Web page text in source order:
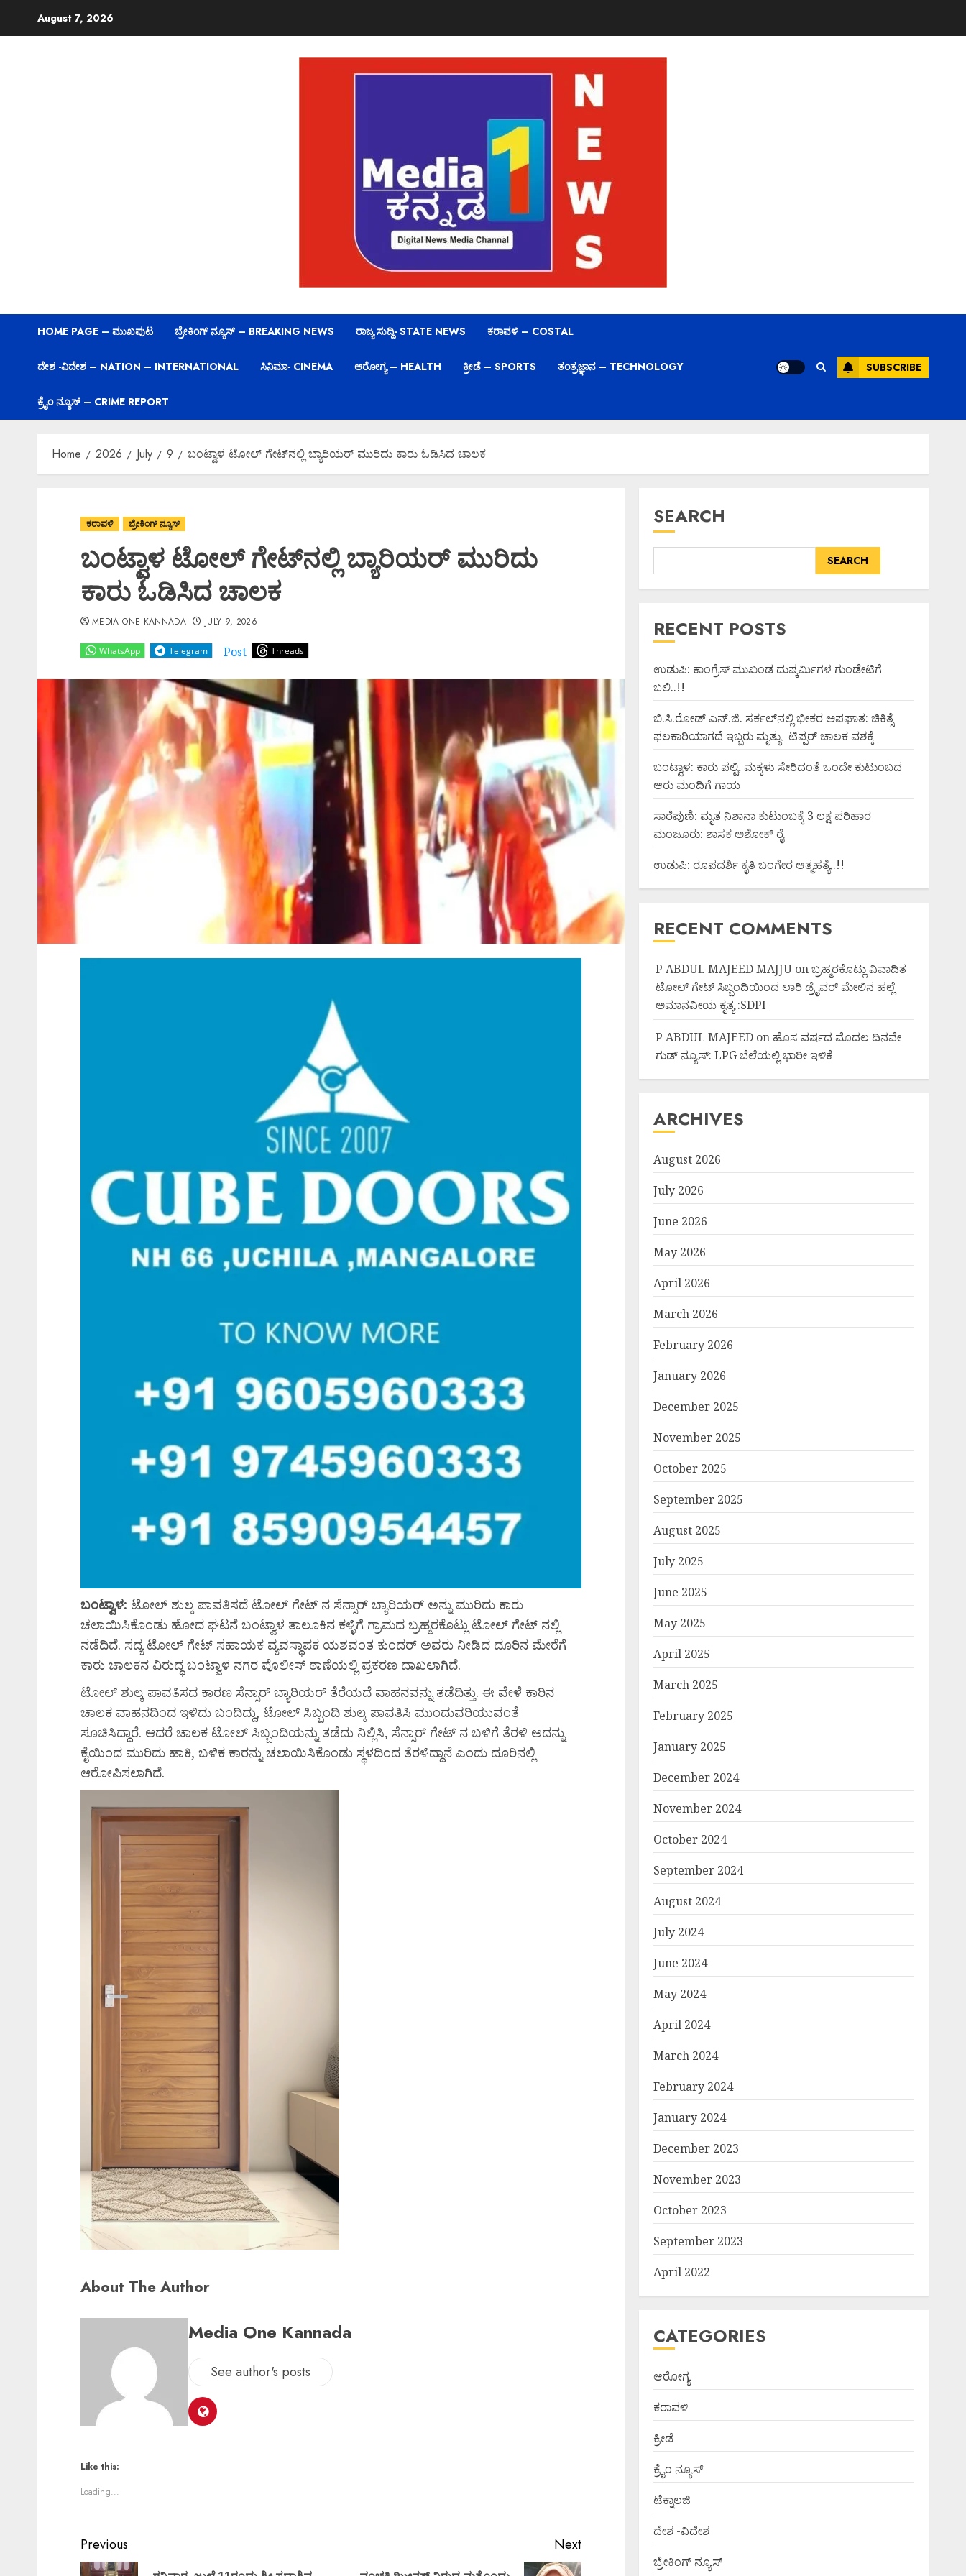
August 7, 2026
HOME PAGE – ಮುಖಪುಟ ಬ್ರೇಕಿಂಗ್ ನ್ಯೂಸ್ – BREAKING NEWS ರಾಜ್ಯ ಸುದ್ದಿ- STATE NEWS ಕರಾವಳಿ – COSTAL
ದೇಶ -ವಿದೇಶ – NATION – INTERNATIONAL ಸಿನಿಮಾ- CINEMA ಆರೋಗ್ಯ – HEALTH ಕ್ರೀಡೆ – SPORTS ತಂತ್ರಜ್ಞಾನ – TECHNOLOGY
ಕ್ರೈಂ ನ್ಯೂಸ್ – CRIME REPORT
SUBSCRIBE
Home 2026 July 9 ಬಂಟ್ವಾಳ ಟೋಲ್ ಗೇಟ್‌ನಲ್ಲಿ ಬ್ಯಾರಿಯರ್ ಮುರಿದು ಕಾರು ಓಡಿಸಿದ ಚಾಲಕ
ಕರಾವಳಿ ಬ್ರೇಕಿಂಗ್ ನ್ಯೂಸ್
ಬಂಟ್ವಾಳ ಟೋಲ್ ಗೇಟ್‌ನಲ್ಲಿ ಬ್ಯಾರಿಯರ್ ಮುರಿದು
ಕಾರು ಓಡಿಸಿದ ಚಾಲಕ
WhatsApp Telegram Post Threads
MEDIA ONE KANNADA JULY 9, 2026
ಬಂಟ್ವಾಳ: ಟೋಲ್ ಶುಲ್ಕ ಪಾವತಿಸದೆ ಟೋಲ್ ಗೇಟ್ ನ ಸೆನ್ಸಾರ್ ಬ್ಯಾರಿಯರ್ ಅನ್ನು ಮುರಿದು ಕಾರು
ಚಲಾಯಿಸಿಕೊಂಡು ಹೋದ ಘಟನೆ ಬಂಟ್ವಾಳ ತಾಲೂಕಿನ ಕಳ್ಳಿಗೆ ಗ್ರಾಮದ ಬ್ರಹ್ಮರಕೊಟ್ಲು ಟೋಲ್ ಗೇಟ್ ನಲ್ಲಿ
ನಡೆದಿದೆ. ಸದ್ಯ ಟೋಲ್ ಗೇಟ್ ಸಹಾಯಕ ವ್ಯವಸ್ಥಾಪಕ ಯಶವಂತ ಕುಂದರ್ ಅವರು ನೀಡಿದ ದೂರಿನ ಮೇರೆಗೆ
ಕಾರು ಚಾಲಕನ ವಿರುದ್ಧ ಬಂಟ್ವಾಳ ನಗರ ಪೊಲೀಸ್ ಠಾಣೆಯಲ್ಲಿ ಪ್ರಕರಣ ದಾಖಲಾಗಿದೆ.
ಟೋಲ್ ಶುಲ್ಕ ಪಾವತಿಸದ ಕಾರಣ ಸೆನ್ಸಾರ್ ಬ್ಯಾರಿಯರ್ ತೆರೆಯದೆ ವಾಹನವನ್ನು ತಡೆದಿತ್ತು. ಈ ವೇಳೆ ಕಾರಿನ
ಚಾಲಕ ವಾಹನದಿಂದ ಇಳಿದು ಬಂದಿದ್ದು, ಟೋಲ್ ಸಿಬ್ಬಂದಿ ಶುಲ್ಕ ಪಾವತಿಸಿ ಮುಂದುವರಿಯುವಂತೆ
ಸೂಚಿಸಿದ್ದಾರೆ. ಆದರೆ ಚಾಲಕ ಟೋಲ್ ಸಿಬ್ಬಂದಿಯನ್ನು ತಡೆದು ನಿಲ್ಲಿಸಿ, ಸೆನ್ಸಾರ್ ಗೇಟ್ ನ ಬಳಿಗೆ ತೆರಳಿ ಅದನ್ನು
ಕೈಯಿಂದ ಮುರಿದು ಹಾಕಿ, ಬಳಿಕ ಕಾರನ್ನು ಚಲಾಯಿಸಿಕೊಂಡು ಸ್ಥಳದಿಂದ ತೆರಳಿದ್ದಾನೆ ಎಂದು ದೂರಿನಲ್ಲಿ
ಆರೋಪಿಸಲಾಗಿದೆ.
About The Author
Media One Kannada
See author's posts
Like this:
Loading...
Previous Next
SEARCH
SEARCH
RECENT POSTS
ಉಡುಪಿ: ಕಾಂಗ್ರೆಸ್ ಮುಖಂಡ ದುಷ್ಕರ್ಮಿಗಳ ಗುಂಡೇಟಿಗೆ
ಬಲಿ..!!
ಬಿ.ಸಿ.ರೋಡ್ ಎನ್.ಜಿ. ಸರ್ಕಲ್‌ನಲ್ಲಿ ಭೀಕರ ಅಪಘಾತ: ಚಿಕಿತ್ಸೆ
ಫಲಕಾರಿಯಾಗದೆ ಇಬ್ಬರು ಮೃತ್ಯು- ಟಿಪ್ಪರ್ ಚಾಲಕ ವಶಕ್ಕೆ
ಬಂಟ್ವಾಳ: ಕಾರು ಪಲ್ಟಿ, ಮಕ್ಕಳು ಸೇರಿದಂತೆ ಒಂದೇ ಕುಟುಂಬದ
ಆರು ಮಂದಿಗೆ ಗಾಯ
ಸಾರೆಪುಣಿ: ಮೃತ ನಿಶಾನಾ ಕುಟುಂಬಕ್ಕೆ 3 ಲಕ್ಷ ಪರಿಹಾರ
ಮಂಜೂರು: ಶಾಸಕ ಅಶೋಕ್ ರೈ
ಉಡುಪಿ: ರೂಪದರ್ಶಿ ಕೃತಿ ಬಂಗೇರ ಆತ್ಮಹತ್ಯೆ..!!
RECENT COMMENTS
P ABDUL MAJEED MAJJUonಬ್ರಹ್ಮರಕೊಟ್ಲು ವಿವಾದಿತ
ಟೋಲ್ ಗೇಟ್ ಸಿಬ್ಬಂದಿಯಿಂದ ಲಾರಿ ಡ್ರೈವರ್ ಮೇಲಿನ ಹಲ್ಲೆ
ಅಮಾನವೀಯ ಕೃತ್ಯ :SDPI
P ABDUL MAJEEDon ಹೊಸ ವರ್ಷದ ಮೊದಲ ದಿನವೇ
ಗುಡ್ ನ್ಯೂಸ್: LPG ಬೆಲೆಯಲ್ಲಿ ಭಾರೀ ಇಳಿಕೆ
ARCHIVES
August 2026
July 2026
June 2026
May 2026
April 2026
March 2026
February 2026
January 2026
December 2025
November 2025
October 2025
September 2025
August 2025
July 2025
June 2025
May 2025
April 2025
March 2025
February 2025
January 2025
December 2024
November 2024
October 2024
September 2024
August 2024
July 2024
June 2024
May 2024
April 2024
March 2024
February 2024
January 2024
December 2023
November 2023
October 2023
September 2023
April 2022
CATEGORIES
ಆರೋಗ್ಯ
ಕರಾವಳಿ
ಕ್ರೀಡೆ
ಕ್ರೈಂ ನ್ಯೂಸ್
ಟೆಕ್ನಾಲಜಿ
ದೇಶ -ವಿದೇಶ
ಬ್ರೇಕಿಂಗ್ ನ್ಯೂಸ್